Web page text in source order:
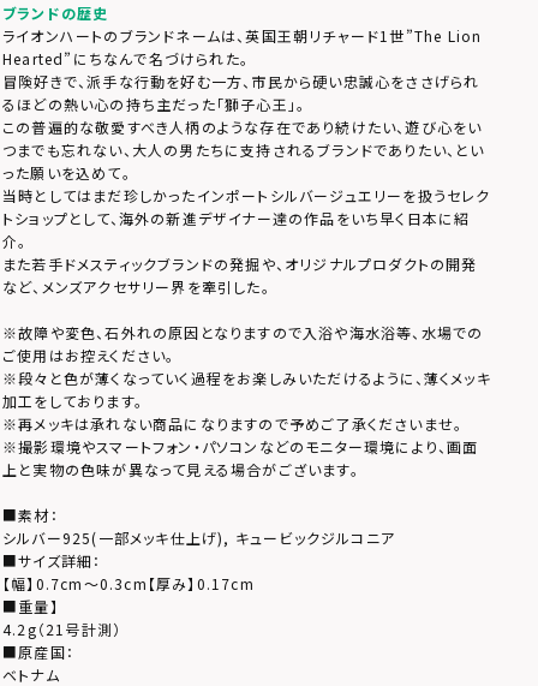
ブランドの歴史
ライオンハートのブランドネームは、英国王朝リチャード1世”The Lion
Hearted”にちなんで名づけられた。
冒険好きで、派手な行動を好む一方、市民から硬い忠誠心をささげられ
るほどの熱い心の持ち主だった「獅子心王」。
この普遍的な敬愛すべき人柄のような存在であり続けたい、遊び心をい
つまでも忘れない、大人の男たちに支持されるブランドでありたい、とい
った願いを込めて。
当時としてはまだ珍しかったインポートシルバージュエリーを扱うセレク
トショップとして、海外の新進デザイナー達の作品をいち早く日本に紹
介。
また若手ドメスティックブランドの発掘や、オリジナルプロダクトの開発
など、メンズアクセサリー界を牽引した。
※故障や変色、石外れの原因となりますので入浴や海水浴等、水場での
ご使用はお控えください。
※段々と色が薄くなっていく過程をお楽しみいただけるように、薄くメッキ
加工をしております。
※再メッキは承れない商品になりますので予めご了承くださいませ。
※撮影環境やスマートフォン・パソコンなどのモニター環境により、画面
上と実物の色味が異なって見える場合がございます。
■素材：
シルバー925(一部メッキ仕上げ), キュービックジルコニア
■サイズ詳細：
【幅】0.7cm～0.3cm【厚み】0.17cm
■重量】
4.2g（21号計測）
■原産国：
ベトナム